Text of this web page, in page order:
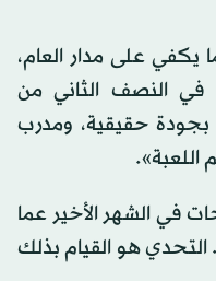
على مدار العام،
في النصف الثاني من
بجودة حقيقية، ومدرب
اللعبة».
في الشهر الأخير عما
هو القيام بذلك